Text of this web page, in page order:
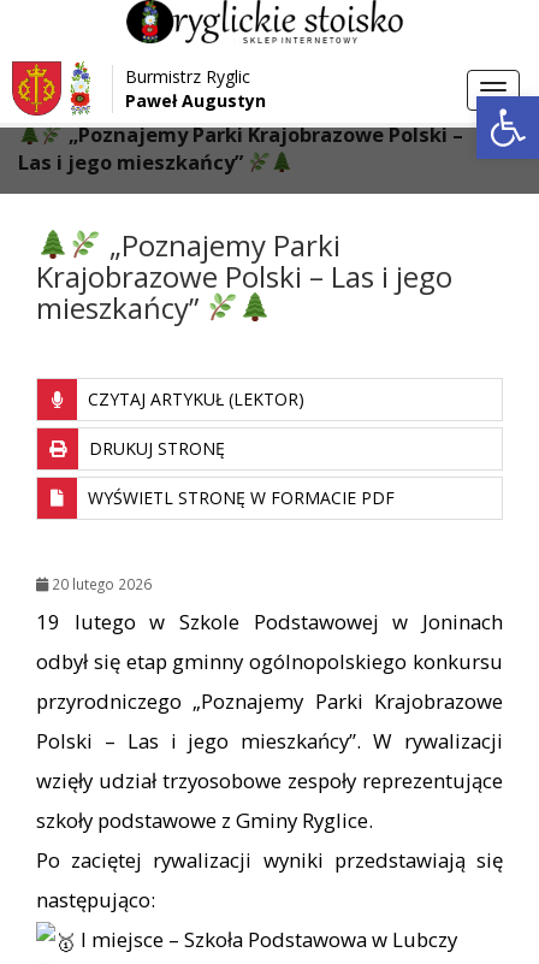
Przejdź do menu
Przejdź do głównej treści strony
Przejdź do stopki strony
Burmistrz Ryglic
Paweł Augustyn
Strona główna > Aktualności
„Poznajemy Parki Krajobrazowe Polski –
Las i jego mieszkańcy”
„Poznajemy Parki
Krajobrazowe Polski – Las i jego
mieszkańcy”
CZYTAJ ARTYKUŁ (LEKTOR)
DRUKUJ STRONĘ
WYŚWIETL STRONĘ W FORMACIE PDF
20 lutego 2026
19 lutego w Szkole Podstawowej w Joninach
odbył się etap gminny ogólnopolskiego konkursu
przyrodniczego „Poznajemy Parki Krajobrazowe
Polski – Las i jego mieszkańcy”. W rywalizacji
wzięły udział trzyosobowe zespoły reprezentujące
szkoły podstawowe z Gminy Ryglice.
Po zaciętej rywalizacji wyniki przedstawiają się
następująco:
I miejsce – Szkoła Podstawowa w Lubczy